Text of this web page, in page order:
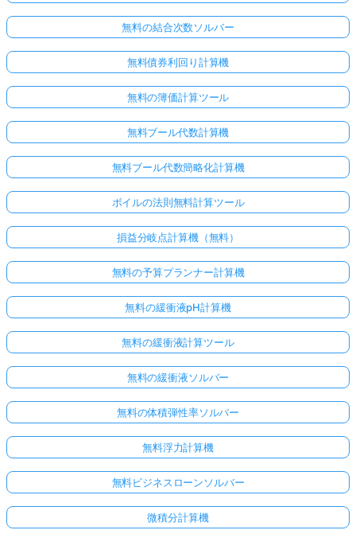
無料の結合次数ソルバー
無料債券利回り計算機
無料の簿価計算ツール
無料ブール代数計算機
無料ブール代数簡略化計算機
ボイルの法則無料計算ツール
損益分岐点計算機（無料）
無料の予算プランナー計算機
無料の緩衝液pH計算機
無料の緩衝液計算ツール
無料の緩衝液ソルバー
無料の体積弾性率ソルバー
無料浮力計算機
無料ビジネスローンソルバー
微積分計算機